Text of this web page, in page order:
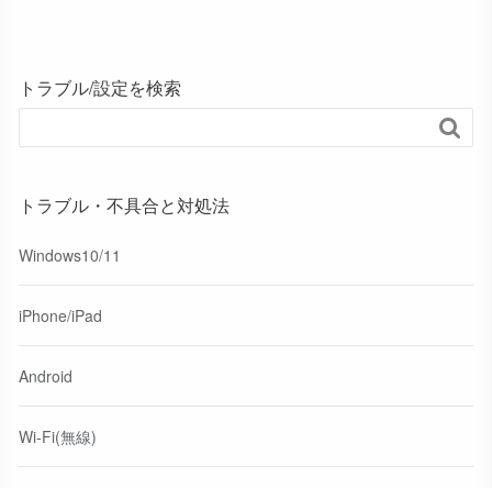
トラブル/設定を検索

トラブル・不具合と対処法
Windows10/11
iPhone/iPad
Android
Wi-Fi(無線)